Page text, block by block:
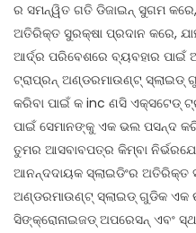
ର ସମନ୍ୱିତ ଗତି ଡିଜାଇନ୍ ସୁଗମ
ଅତିରିକ୍ତ ସୁରକ୍ଷା ପ୍ରଦାନ କରେ,
ଆର୍ଦ୍ର ପରିବେଶରେ ବ୍ୟବହାର ପାଇଁ
ଟ୍ରାପ୍ରନ୍ ଅଣ୍ଡରମାଉଣ୍ଟ୍ ସ୍ଲାଇଡ୍
କରିବା ପାଇଁ କ inc ଣସି ଏକ୍ସଟେଡ୍
ପାଇଁ ସେମାନଙ୍କୁ ଏକ ଭଲ ପସନ୍ଦ
ତୁମର ଆସବାବପତ୍ର କିମ୍ବା
ଆନନ୍ଦଦାୟକ ସ୍ଲାଇଡିଂର ଅତିରିକ୍ତ
ଅଣ୍ଡରମାଉଣ୍ଟ୍ ସ୍ଲାଇଡ୍ ଗୁଡିକ ଏକ
ସିଙ୍କ୍ରୋନାଇଜଡ୍ ଅପରେସନ୍ ଏବଂ